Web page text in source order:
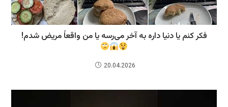
فکر کنم یا دنیا داره به آخر می‌رسه یا من واقعاً مریض شدم!
20.04.2026